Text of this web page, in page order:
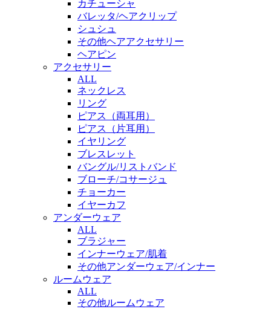
カチューシャ
バレッタ/ヘアクリップ
シュシュ
その他ヘアアクセサリー
ヘアピン
アクセサリー
ALL
ネックレス
リング
ピアス（両耳用）
ピアス（片耳用）
イヤリング
ブレスレット
バングル/リストバンド
ブローチ/コサージュ
チョーカー
イヤーカフ
アンダーウェア
ALL
ブラジャー
インナーウェア/肌着
その他アンダーウェア/インナー
ルームウェア
ALL
その他ルームウェア